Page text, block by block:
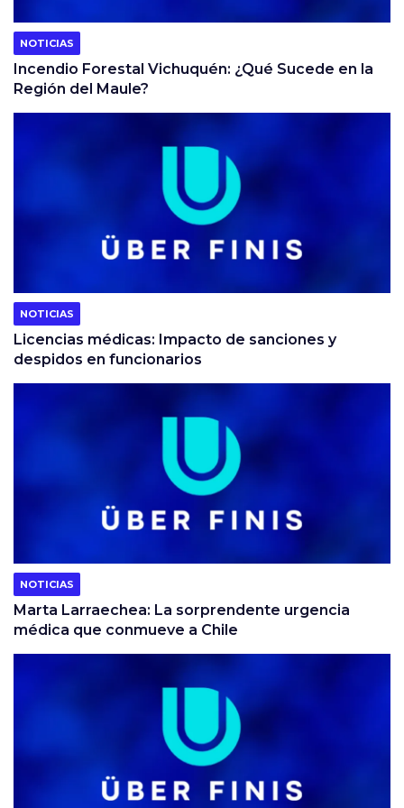
NOTICIAS
Incendio Forestal Vichuquén: ¿Qué Sucede en la
Región del Maule?
NOTICIAS
Licencias médicas: Impacto de sanciones y
despidos en funcionarios
NOTICIAS
Marta Larraechea: La sorprendente urgencia
médica que conmueve a Chile